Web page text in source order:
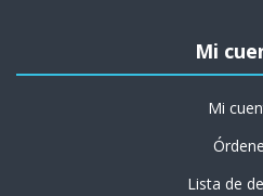
Mi
Mi
Lista de